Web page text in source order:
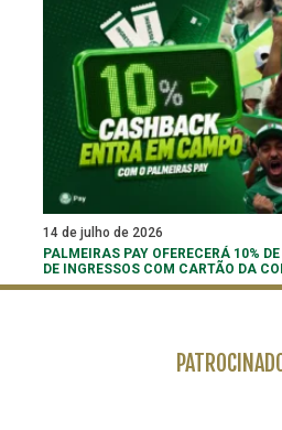
14 de julho de 2026
PALMEIRAS PAY OFERECERÁ 10%
DE INGRESSOS COM CARTÃO DA